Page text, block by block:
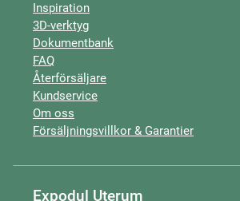
Inspiration
3D-verktyg
Dokumentbank
FAQ
Återförsäljare
Kundservice
Om oss
Försäljningsvillkor & Garantier
Expodul Uterum